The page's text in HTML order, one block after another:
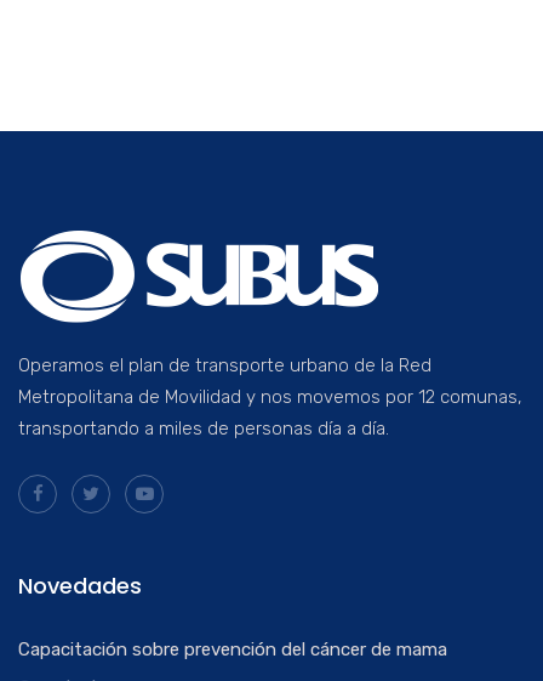
Operamos el plan de transporte urbano de la Red
Metropolitana de Movilidad y nos movemos por 12 comunas,
transportando a miles de personas día a día.
Novedades
Capacitación sobre prevención del cáncer de mama